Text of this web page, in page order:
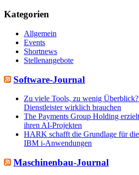
Kategorien
Allgemein
Events
Shortnews
Stellenangebote
Software-Journal
Zu viele Tools, zu wenig
Dienstleister wirklich brauchen
The Payments Group Holding
ihren AI-Projekten
HARK schafft die Grundlage für
IBM i-Anwendungen
Maschinenbau-Journal